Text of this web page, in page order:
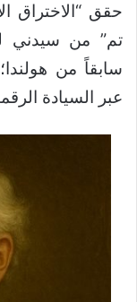
حقق “الاختراق
تم” من سيدني
سابقاً من
عبر السيادة